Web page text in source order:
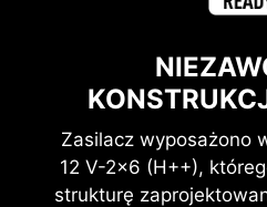
Zasilacz wyposażono
12 V-2x6 (H++),
strukturę